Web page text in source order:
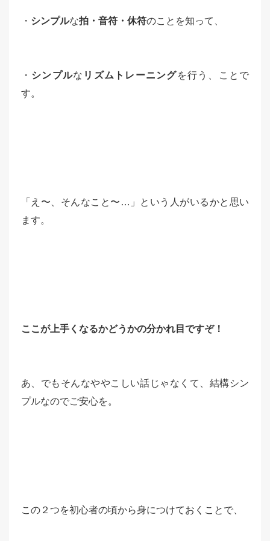
・ シンプルな拍・音符・休符のことを知って、
・ シンプルな リズムトレーニングを行う、ことで
す。
「え〜、そんなこと〜…」という人がいるかと思い
ます。
ここが上手くなるかどうかの分かれ目ですぞ！
あ、でもそんなややこしい話じゃなくて、結構シン
プルなのでご安心を。
この２つを初心者の頃から身につけておくことで、